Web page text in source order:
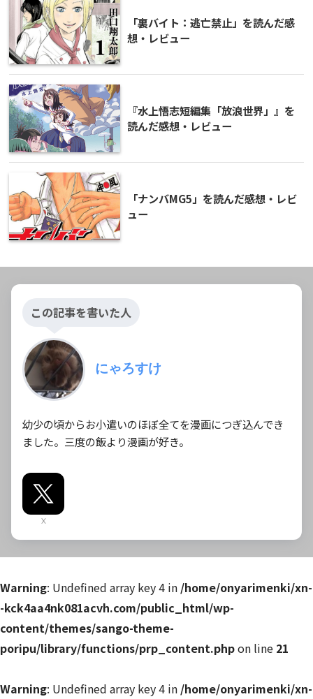
「裏バイト：逃亡禁止」を読んだ感
想・レビュー
『水上悟志短編集「放浪世界」』を
読んだ感想・レビュー
「ナンバMG5」を読んだ感想・レビ
ュー
この記事を書いた人
にゃろすけ
幼少の頃からお小遣いのほぼ全てを漫画につぎ込んでき
ました。三度の飯より漫画が好き。
X
Warning: Undefined array key 4 in /home/onyarimenki/xn-
-kck4aa4nk081acvh.com/public_html/wp-
content/themes/sango-theme-
poripu/library/functions/prp_content.phpon line 21
Warning: Undefined array key 4 in /home/onyarimenki/xn-